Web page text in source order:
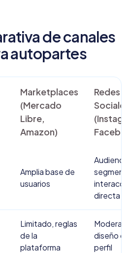
de canales
autopartes
Marketplaces
(Mercado
Libre,
Amazon)
Redes
Sociales
Amplia base de
usuarios
Audiencia
directa
Limitado, reglas
de la
plataforma
diseño
perfil